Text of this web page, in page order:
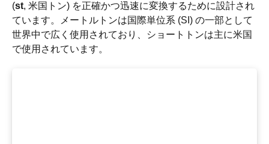
(st, 米国トン) を正確かつ迅速に変換するために設計され
ています。メートルトンは国際単位系 (SI) の一部として
世界中で広く使用されており、ショートトンは主に米国
で使用されています。